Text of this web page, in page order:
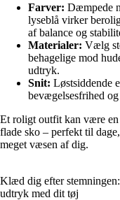
Farver: Dæmpede
lyseblå virker
af balance og
Materialer: Vælg
behagelige mod
udtryk.
Snit: Løstsiddende
bevægelsesfrihed
Et roligt outfit kan være en
flade sko – perfekt til
meget væsen af dig.
Klæd dig efter
udtryk med dit tøj